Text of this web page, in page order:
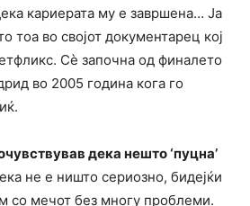
кариерата му е завршена… Ја
тоа во својот документарец кој
Сè започна од финалето
во 2005 година кога го
дека нешто ‘пуцна’
не е ништо сериозно, бидејќи
со мечот без многу проблеми.